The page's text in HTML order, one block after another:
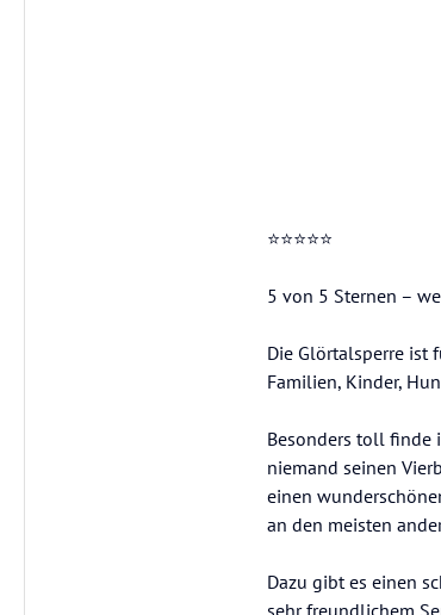
⭐⭐⭐⭐⭐
5 von 5 Sternen –
Die Glörtalsperre ist
Familien, Kinder,
Besonders toll finde
niemand seinen
einen
an den meisten
Dazu gibt es einen
sehr freundlichem